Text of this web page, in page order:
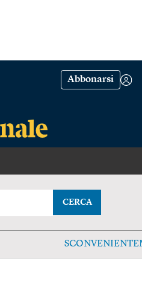
Abbonarsi
CERCA